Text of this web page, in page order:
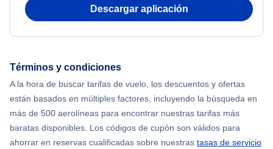
Flights from Shanghai to Nueva York
Flights from Nueva York to Hong Kong
Flights from Nueva York to Seúl
Descargar aplicación
Términos y condiciones
A la hora de buscar tarifas de vuelo, los descuentos y ofertas
están basados en múltiples factores, incluyendo la búsqueda en
más de 500 aerolíneas para encontrar nuestras tarifas más
baratas disponibles. Los códigos de cupón son válidos para
ahorrar en reservas cualificadas sobre nuestras tasas de servicio